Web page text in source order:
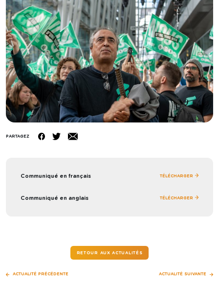
PARTAGEZ
Communiqué en français TÉLÉCHARGER
Communiqué en anglais TÉLÉCHARGER
RETOUR AUX ACTUALITÉS
Navigation
ACTUALITÉ PRÉCÉDENTE ACTUALITÉ SUIVANTE